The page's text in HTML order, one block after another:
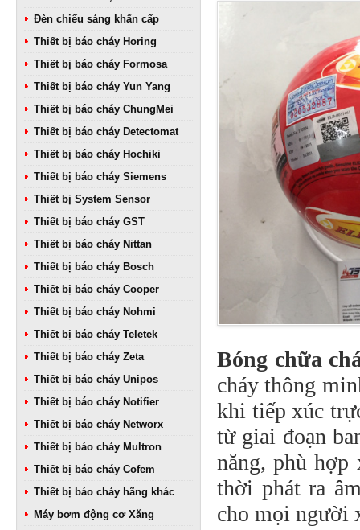
Đèn chiếu sáng khẩn cấp
Thiết bị báo cháy Horing
Thiết bị báo cháy Formosa
Thiết bị báo cháy Yun Yang
Thiết bị báo cháy ChungMei
Thiết bị báo cháy Detectomat
Thiết bị báo cháy Hochiki
Thiết bị báo cháy Siemens
Thiết bị System Sensor
Thiết bị báo cháy GST
Thiết bị báo cháy Nittan
Thiết bị báo cháy Bosch
Thiết bị báo cháy Cooper
Thiết bị báo cháy Nohmi
Thiết bị báo cháy Teletek
Thiết bị báo cháy Zeta
Thiết bị báo cháy Unipos
Thiết bị báo cháy Notifier
Thiết bị báo cháy Networx
Thiết bị báo cháy Multron
Thiết bị báo cháy Cofem
Thiết bị báo cháy hãng khác
Máy bơm động cơ Xăng
Bóng chữa
cháy thông
khi tiếp xúc
từ giai đoạn
năng, phù
thời phát ra
cho mọi người